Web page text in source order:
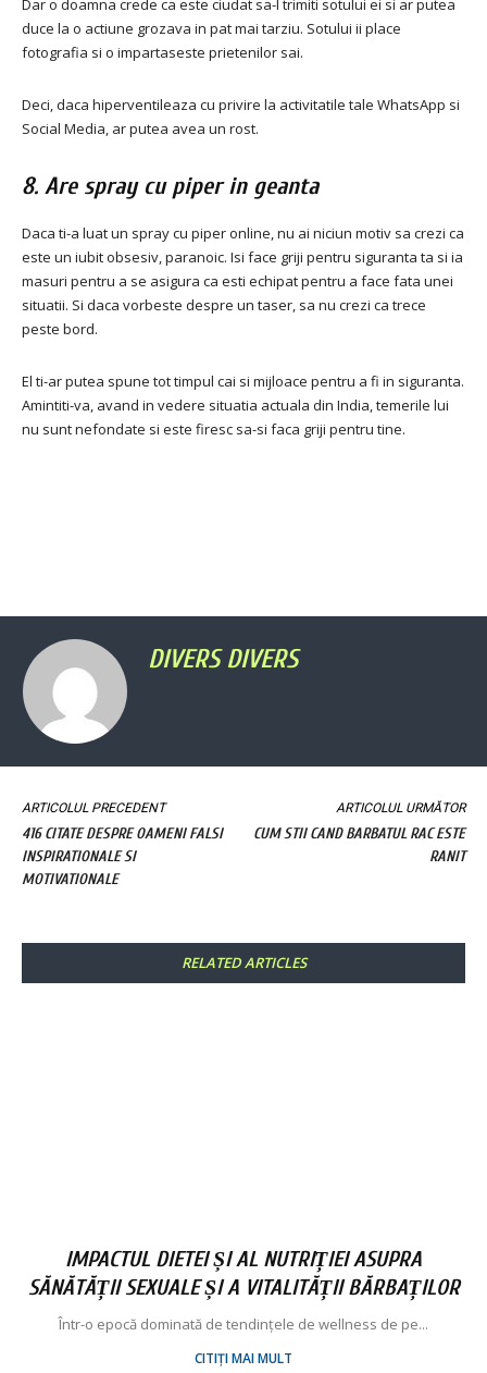
Dar o doamna crede ca este ciudat sa-l trimiti sotului ei si ar putea
duce la o actiune grozava in pat mai tarziu. Sotului ii place
fotografia si o impartaseste prietenilor sai.
Deci, daca hiperventileaza cu privire la activitatile tale WhatsApp si
Social Media, ar putea avea un rost.
8. Are spray cu piper in geanta
Daca ti-a luat un spray cu piper online, nu ai niciun motiv sa crezi ca
este un iubit obsesiv, paranoic. Isi face griji pentru siguranta ta si ia
masuri pentru a se asigura ca esti echipat pentru a face fata unei
situatii. Si daca vorbeste despre un taser, sa nu crezi ca trece
peste bord.
El ti-ar putea spune tot timpul cai si mijloace pentru a fi in siguranta.
Amintiti-va, avand in vedere situatia actuala din India, temerile lui
nu sunt nefondate si este firesc sa-si faca griji pentru tine.
DIVERS DIVERS
ARTICOLUL PRECEDENT
416 CITATE DESPRE OAMENI FALSI
INSPIRATIONALE SI
MOTIVATIONALE
ARTICOLUL URMĂTOR
CUM STII CAND BARBATUL RAC ESTE
RANIT
RELATED ARTICLES
IMPACTUL DIETEI ȘI AL NUTRIȚIEI ASUPRA
SĂNĂTĂȚII SEXUALE ȘI A VITALITĂȚII BĂRBAȚILOR
Într-o epocă dominată de tendințele de wellness de pe...
CITIȚI MAI MULT